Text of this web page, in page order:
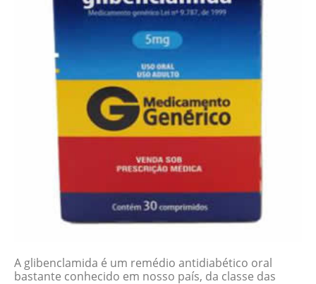
A glibenclamida é um remédio antidiabético oral
bastante conhecido em nosso país, da classe das